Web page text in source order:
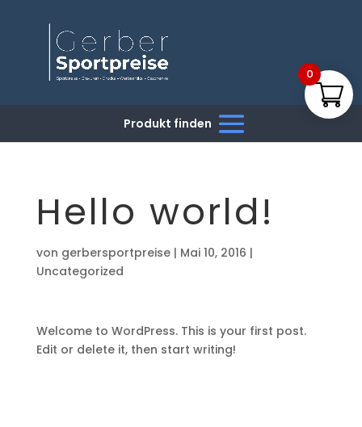
Hello world!
von gerbersportpreise| Mai 10, 2016 |
Uncategorized
Welcome to WordPress. This is your first post.
Edit or delete it, then start writing!
0